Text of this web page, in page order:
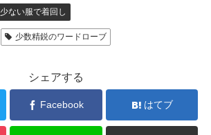
少ない服で着回し
少数精鋭のワードローブ
シェアする
Facebook はてブ